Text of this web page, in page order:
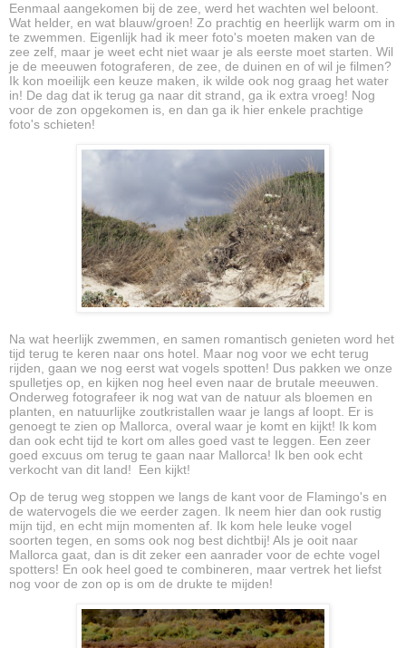
Eenmaal aangekomen bij de zee, werd het wachten wel beloont.
Wat helder, en wat blauw/groen! Zo prachtig en heerlijk warm om in
te zwemmen. Eigenlijk had ik meer foto's moeten maken van de
zee zelf, maar je weet echt niet waar je als eerste moet starten. Wil
je de meeuwen fotograferen, de zee, de duinen en of wil je filmen?
Ik kon moeilijk een keuze maken, ik wilde ook nog graag het water
in! De dag dat ik terug ga naar dit strand, ga ik extra vroeg! Nog
voor de zon opgekomen is, en dan ga ik hier enkele prachtige
foto's schieten!
Na wat heerlijk zwemmen, en samen romantisch genieten word het
tijd terug te keren naar ons hotel. Maar nog voor we echt terug
rijden, gaan we nog eerst wat vogels spotten! Dus pakken we onze
spulletjes op, en kijken nog heel even naar de brutale meeuwen.
Onderweg fotografeer ik nog wat van de natuur als bloemen en
planten, en natuurlijke zoutkristallen waar je langs af loopt. Er is
genoegt te zien op Mallorca, overal waar je komt en kijkt! Ik kom
dan ook echt tijd te kort om alles goed vast te leggen. Een zeer
goed excuus om terug te gaan naar Mallorca! Ik ben ook echt
verkocht van dit land! Een kijkt!
Op de terug weg stoppen we langs de kant voor de Flamingo's en
de watervogels die we eerder zagen. Ik neem hier dan ook rustig
mijn tijd, en echt mijn momenten af. Ik kom hele leuke vogel
soorten tegen, en soms ook nog best dichtbij! Als je ooit naar
Mallorca gaat, dan is dit zeker een aanrader voor de echte vogel
spotters! En ook heel goed te combineren, maar vertrek het liefst
nog voor de zon op is om de drukte te mijden!